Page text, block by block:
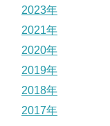
2023年
2021年
2020年
2019年
2018年
2017年